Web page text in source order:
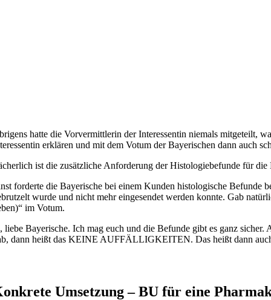
hatte die Vorvermittlerin der Interessentin niemals mitgeteilt,
erklären und mit dem Votum der Bayerischen dann auch
ist die zusätzliche Anforderung der Histologiebefunde für
forderte die Bayerische bei einem Kunden histologische Befunde
wurde und nicht mehr eingesendet werden konnte. Gab
im Votum.
liebe Bayerische. Ich mag euch und die Befunde gibt es ganz
dann heißt das KEINE AUFFÄLLIGKEITEN. Das heißt dann
Umsetzung – BU für eine